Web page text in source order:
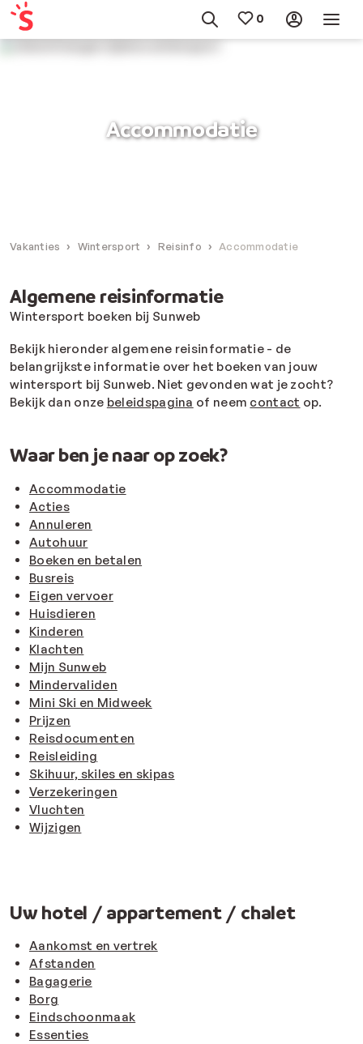
Accommodatie
Vakanties Wintersport Reisinfo Accommodatie
Algemene reisinformatie
Wintersport boeken bij Sunweb
Bekijk hieronder algemene reisinformatie - de
belangrijkste informatie over het boeken van jouw
wintersport bij Sunweb. Niet gevonden wat je zocht?
Bekijk dan onze beleidspagina of neem contact op.
Waar ben je naar op zoek?
Accommodatie
Acties
Annuleren
Autohuur
Boeken en betalen
Busreis
Eigen vervoer
Huisdieren
Kinderen
Klachten
Mijn Sunweb
Mindervaliden
Mini Ski en Midweek
Prijzen
Reisdocumenten
Reisleiding
Skihuur, skiles en skipas
Verzekeringen
Vluchten
Wijzigen
Uw hotel / appartement / chalet
Aankomst en vertrek
Afstanden
Bagagerie
Borg
Eindschoonmaak
Essenties